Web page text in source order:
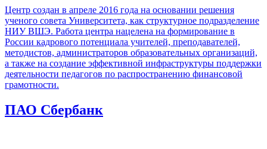
Центр создан в апреле 2016 года на основании решения
ученого совета Университета, как структурное подразделение
НИУ ВШЭ. Работа центра нацелена на формирование в
России кадрового потенциала учителей, преподавателей,
методистов, администраторов образовательных организаций,
а также на создание эффективной инфраструктуры поддержки
деятельности педагогов по распространению финансовой
грамотности.
ПАО Сбербанк